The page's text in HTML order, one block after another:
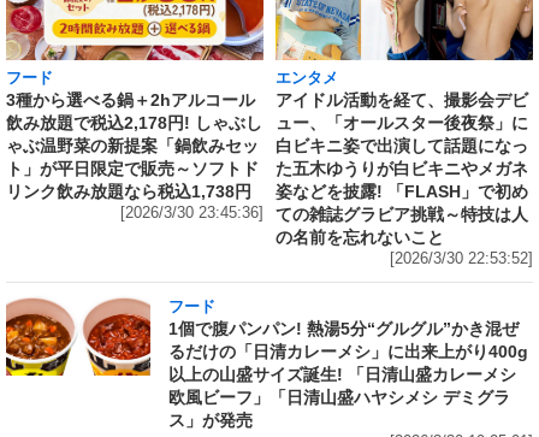
フード
3種から選べる鍋＋2hアルコール
飲み放題で税込2,178円! しゃぶし
ゃぶ温野菜の新提案「鍋飲みセッ
ト」が平日限定で販売～ソフトド
リンク飲み放題なら税込1,738円
[2026/3/30 23:45:36]
エンタメ
アイドル活動を経て、撮影会デビ
ュー、「オールスター後夜祭」に
白ビキニ姿で出演して話題になっ
た五木ゆうりが白ビキニやメガネ
姿などを披露! 「FLASH」で初め
ての雑誌グラビア挑戦～特技は人
の名前を忘れないこと
[2026/3/30 22:53:52]
フード
1個で腹パンパン! 熱湯5分“グルグル”かき混ぜ
るだけの「日清カレーメシ」に出来上がり400g
以上の山盛サイズ誕生! 「日清山盛カレーメシ
欧風ビーフ」「日清山盛ハヤシメシ デミグラ
ス」が発売